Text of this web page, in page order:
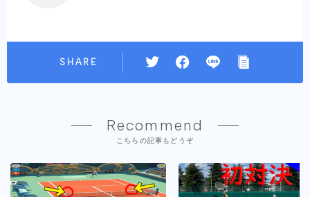
SHARE
Recommend
こちらの記事もどうぞ